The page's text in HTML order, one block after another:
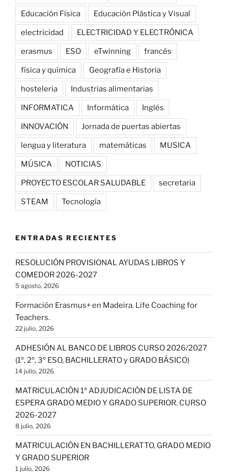
Educación Física Educación Plástica y Visual
electricidad ELECTRICIDAD Y ELECTRÓNICA
erasmus ESO eTwinning francés
física y química Geografía e Historia
hosteleria Industrias alimentarias
INFORMATICA Informática Inglés
INNOVACIÓN Jornada de puertas abiertas
lengua y literatura matemáticas MUSICA
MÚSICA NOTICIAS
PROYECTO ESCOLAR SALUDABLE secretaria
STEAM Tecnología
ENTRADAS RECIENTES
RESOLUCIÓN PROVISIONAL AYUDAS LIBROS Y
COMEDOR 2026-2027
5 agosto, 2026
Formación Erasmus+ en Madeira. Life Coaching for
Teachers.
22 julio, 2026
ADHESIÓN AL BANCO DE LIBROS CURSO 2026/2027
(1º, 2º, 3º ESO, BACHILLERATO y GRADO BÁSICO)
14 julio, 2026
MATRICULACIÓN 1ª ADJUDICACIÓN DE LISTA DE
ESPERA GRADO MEDIO Y GRADO SUPERIOR. CURSO
2026-2027
8 julio, 2026
MATRICULACIÓN EN BACHILLERATTO, GRADO MEDIO
Y GRADO SUPERIOR
1 julio, 2026